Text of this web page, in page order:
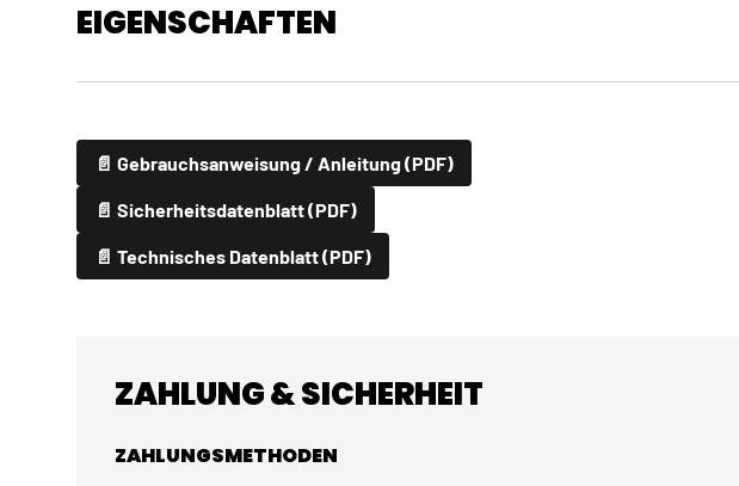
EIGENSCHAFTEN
📄 Gebrauchsanweisung / Anleitung (PDF)
📄 Sicherheitsdatenblatt (PDF)
📄 Technisches Datenblatt (PDF)
ZAHLUNG & SICHERHEIT
ZAHLUNGSMETHODEN